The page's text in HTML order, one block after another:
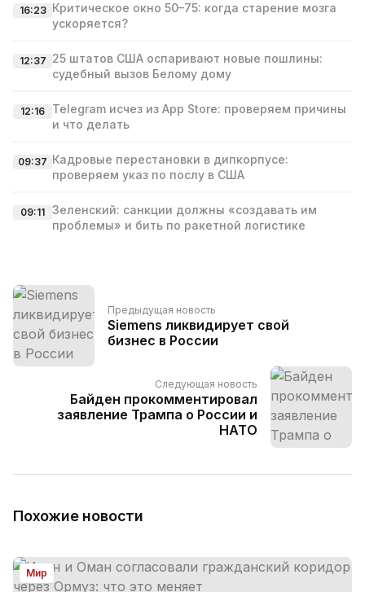
16:23 Критическое окно 50–75: когда старение мозга
ускоряется?
12:37 25 штатов США оспаривают новые пошлины:
судебный вызов Белому дому
12:16
Telegram исчез из App Store: проверяем причины
и что делать
09:37 Кадровые перестановки в дипкорпусе:
проверяем указ по послу в США
09:11 Зеленский: санкции должны «создавать им
проблемы» и бить по ракетной логистике
Предыдущая новость
Siemens ликвидирует свой
бизнес в России
Следующая новость
Байден прокомментировал
заявление Трампа о России и
НАТО
Похожие новости
Мир